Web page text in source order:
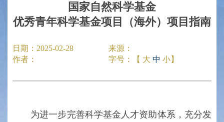
国家自然科学基金
优秀青年科学基金项目（海外）项目指南
日期： 2025-02-28
来源：
作者：
字号：【 大 中 小】
为进一步完善科学基金人才资助体系，充分发